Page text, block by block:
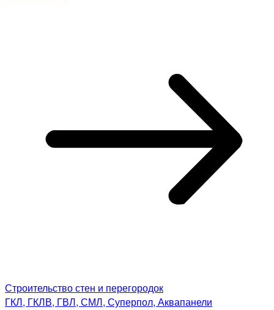
Строительство стен и перегородок
ГКЛ, ГКЛВ, ГВЛ, СМЛ, Суперпол, Аквапанели